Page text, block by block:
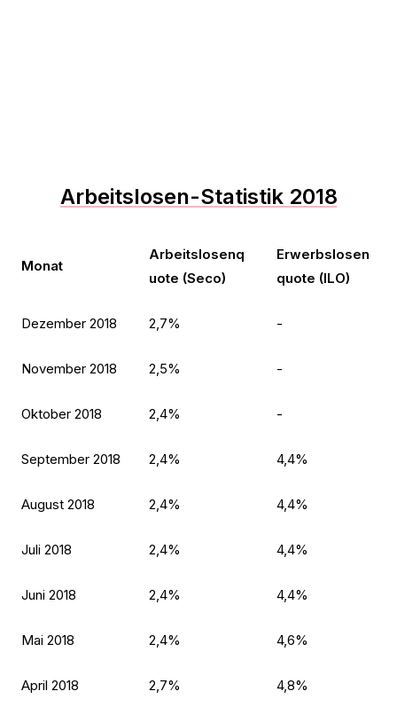
Arbeitslosen-Statistik 2018
Monat
Arbeitslosenq
uote (Seco)
Erwerbslosen
quote (ILO)
Dezember 2018 2,7% -
November 2018 2,5% -
Oktober 2018 2,4% -
September 2018 2,4% 4,4%
August 2018 2,4% 4,4%
Juli 2018 2,4% 4,4%
Juni 2018 2,4% 4,4%
Mai 2018 2,4% 4,6%
April 2018 2,7% 4,8%